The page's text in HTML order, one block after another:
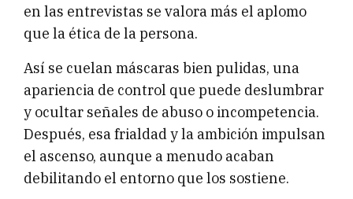
en las entrevistas se valora más el aplomo
que la ética de la persona.
Así se cuelan máscaras bien pulidas, una
apariencia de control que puede deslumbrar
y ocultar señales de abuso o incompetencia.
Después, esa frialdad y la ambición impulsan
el ascenso, aunque a menudo acaban
debilitando el entorno que los sostiene.